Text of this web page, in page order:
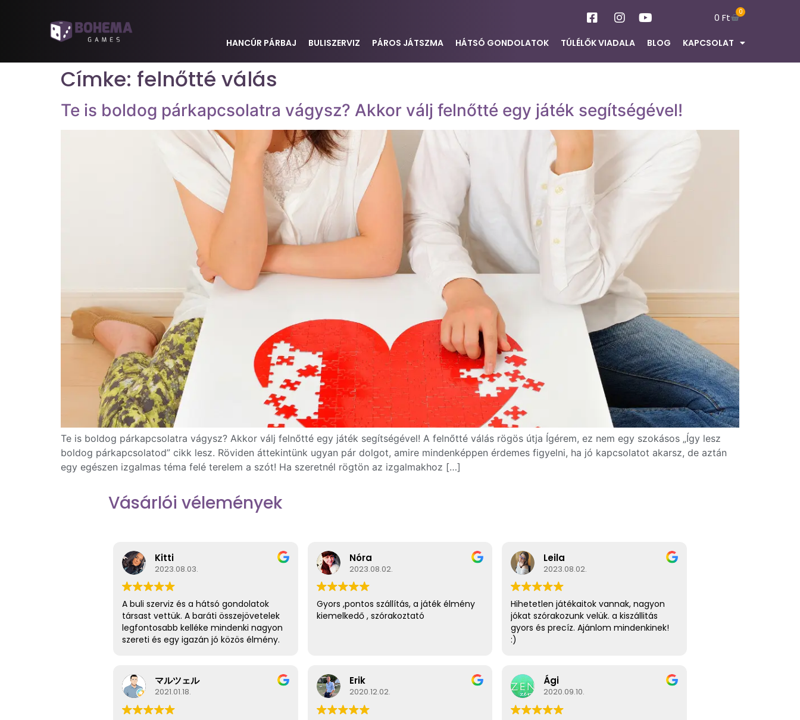
0Ft 0
HANCÚR PÁRBAJ BULISZERVIZ PÁROS JÁTSZMA HÁTSÓ GONDOLATOK TÚLÉLŐK VIADALA BLOG KAPCSOLAT
Címke: felnőtté válás
Te is boldog párkapcsolatra vágysz? Akkor válj felnőtté egy játék segítségével!
Te is boldog párkapcsolatra vágysz? Akkor válj felnőtté egy játék segítségével! A felnőtté válás rögös útja Ígérem, ez nem egy szokásos „Így lesz
boldog párkapcsolatod” cikk lesz. Röviden áttekintünk ugyan pár dolgot, amire mindenképpen érdemes figyelni, ha jó kapcsolatot akarsz, de aztán
egy egészen izgalmas téma felé terelem a szót! Ha szeretnél rögtön az izgalmakhoz […]
Vásárlói vélemények
Kitti
2023.08.03.
A buli szerviz és a hátsó gondolatok
társast vettük. A baráti összejövetelek
legfontosabb kelléke mindenki nagyon
szereti és egy igazán jó közös élmény.
Nóra
2023.08.02.
Gyors ,pontos szállítás, a játék élmény
kiemelkedő , szórakoztató
Leila
2023.08.02.
Hihetetlen játékaitok vannak, nagyon
jókat szórakozunk velük. a kiszállitás
gyors és precíz. Ajánlom mindenkinek!
:)
マルツェル
2021.01.18.
Erik
2020.12.02.
Ági
2020.09.10.